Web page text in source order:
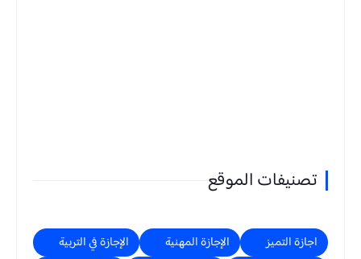
تصنيفات الموقع
اجازة التميز الإجازة المهنية
الإجازة في التربية